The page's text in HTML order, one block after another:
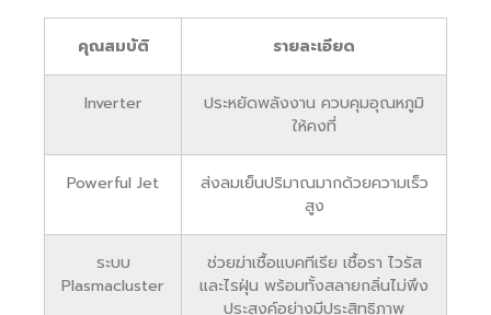
คุณสมบัติ รายละเอียด
Inverter
ประหยัดพลังงาน ควบคุมอุณหภูมิ
ให้คงที่
Powerful Jet
ส่งลมเย็นปริมาณมากด้วยความเร็ว
สูง
ระบบ
Plasmacluster
ช่วยฆ่าเชื้อแบคทีเรีย เชื้อรา ไวรัส
และไรฝุ่น พร้อมทั้งสลายกลิ่นไม่พึง
ประสงค์อย่างมีประสิทธิภาพ